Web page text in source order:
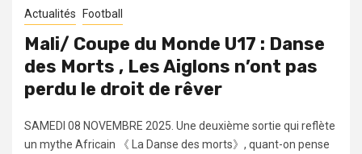
Actualités Football
Mali/ Coupe du Monde U17 : Danse
des Morts , Les Aiglons n’ont pas
perdu le droit de rêver
SAMEDI 08 NOVEMBRE 2025. Une deuxième sortie qui reflète
un mythe Africain 《 La Danse des morts》, quant-on pense